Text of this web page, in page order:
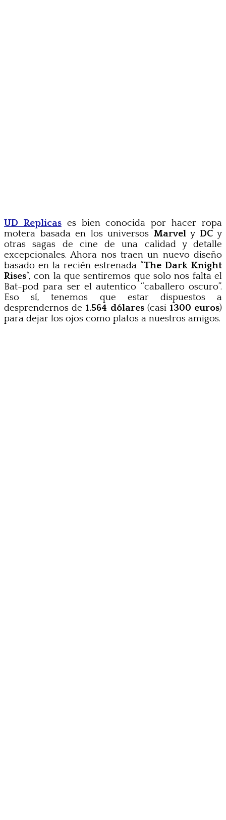
UD Replicases bien conocida por hacer ropa
motera basada en los universos Marvely DCy
otras sagas de cine de una calidad y detalle
excepcionales. Ahora nos traen un nuevo diseño
basado en la recién estrenada “The Dark Knight
Rises“, con la que sentiremos que solo nos falta el
Bat-pod para ser el autentico “caballero oscuro”.
Eso sí, tenemos que estar dispuestos a
desprendernos de1.564 dólares(casi 1300 euros)
para dejar los ojos como platos a nuestros amigos.